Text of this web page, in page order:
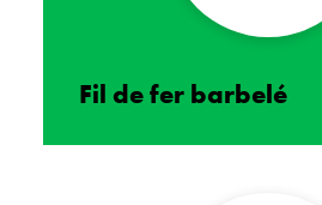
Fil de fer barbelé